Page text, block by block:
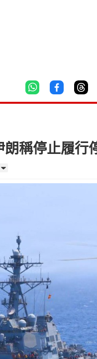
稱停止履行